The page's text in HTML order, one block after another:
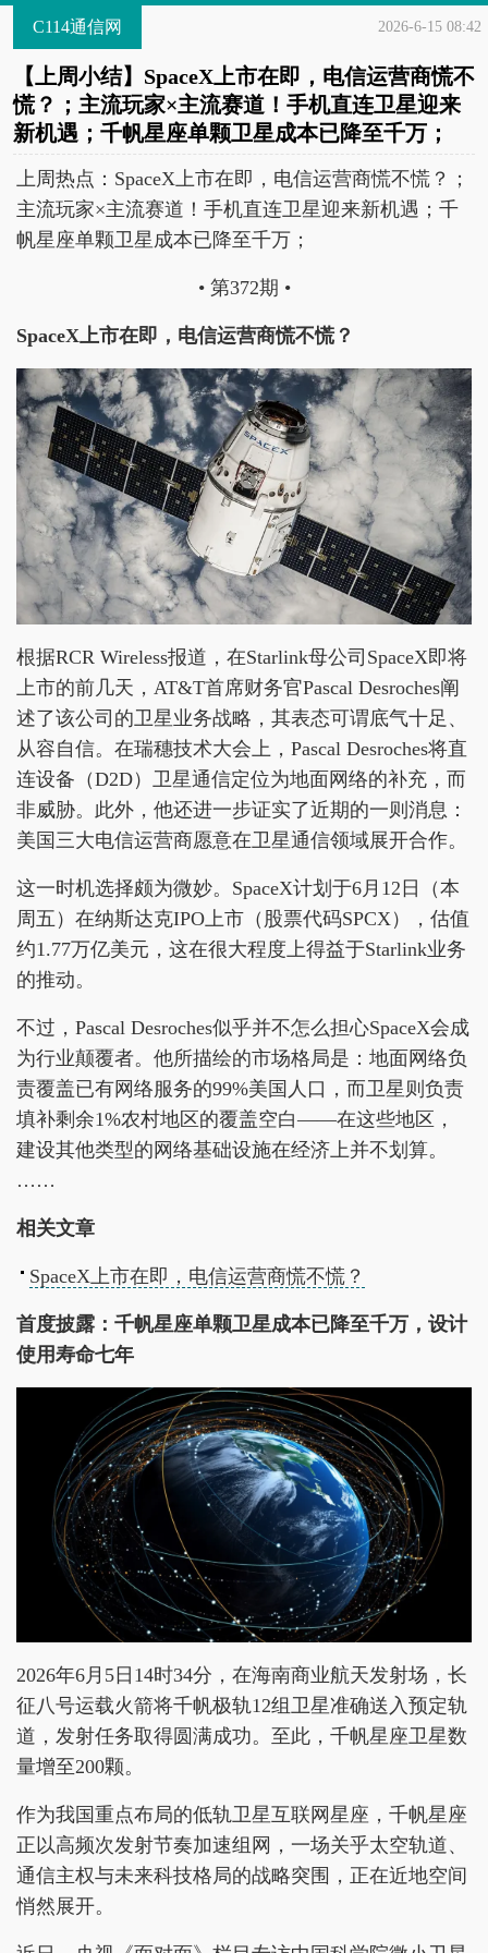
C114通信网 2026-6-15 08:42
【上周小结】SpaceX上市在即，电信运营商慌不
慌？；主流玩家×主流赛道！手机直连卫星迎来
新机遇；千帆星座单颗卫星成本已降至千万；
上周热点：SpaceX上市在即，电信运营商慌不慌？；
主流玩家×主流赛道！手机直连卫星迎来新机遇；千
帆星座单颗卫星成本已降至千万；
• 第372期 •
SpaceX上市在即，电信运营商慌不慌？
根据RCR Wireless报道，在Starlink母公司SpaceX即将
上市的前几天，AT&T首席财务官Pascal Desroches阐
述了该公司的卫星业务战略，其表态可谓底气十足、
从容自信。在瑞穗技术大会上，Pascal Desroches将直
连设备（D2D）卫星通信定位为地面网络的补充，而
非威胁。此外，他还进一步证实了近期的一则消息：
美国三大电信运营商愿意在卫星通信领域展开合作。
这一时机选择颇为微妙。SpaceX计划于6月12日（本
周五）在纳斯达克IPO上市（股票代码SPCX），估值
约1.77万亿美元，这在很大程度上得益于Starlink业务
的推动。
不过，Pascal Desroches似乎并不怎么担心SpaceX会成
为行业颠覆者。他所描绘的市场格局是：地面网络负
责覆盖已有网络服务的99%美国人口，而卫星则负责
填补剩余1%农村地区的覆盖空白——在这些地区，
建设其他类型的网络基础设施在经济上并不划算。
……
相关文章
SpaceX上市在即，电信运营商慌不慌？
首度披露：千帆星座单颗卫星成本已降至千万，设计
使用寿命七年
2026年6月5日14时34分，在海南商业航天发射场，长
征八号运载火箭将千帆极轨12组卫星准确送入预定轨
道，发射任务取得圆满成功。至此，千帆星座卫星数
量增至200颗。
作为我国重点布局的低轨卫星互联网星座，千帆星座
正以高频次发射节奏加速组网，一场关乎太空轨道、
通信主权与未来科技格局的战略突围，正在近地空间
悄然展开。